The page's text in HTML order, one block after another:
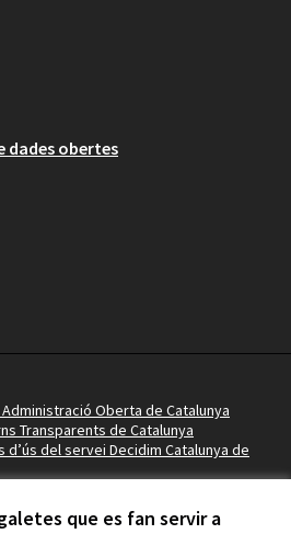
que es fan servir a
dades obertes
Oberta de Catalunya
Transparents de Catalunya
del servei Decidim Catalunya de